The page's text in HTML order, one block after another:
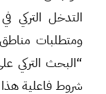
التدخل التركي
ومتطلبات
“البحث التركي
شروط فاعلية هذا